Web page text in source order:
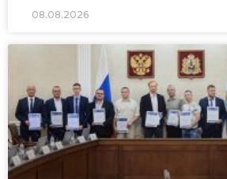
08.08.2026